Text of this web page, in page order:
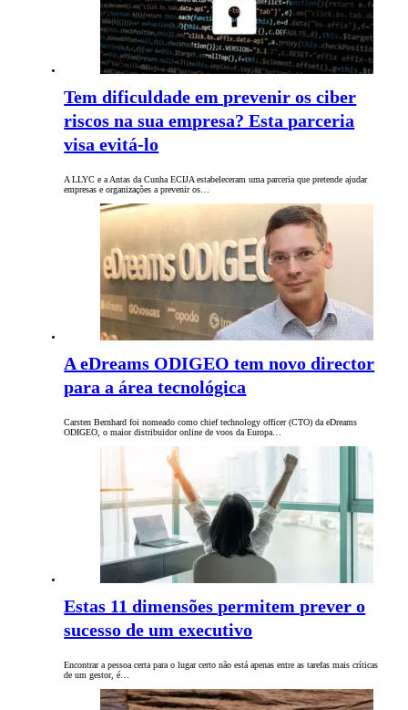
Tem dificuldade em prevenir os ciber
riscos na sua empresa? Esta parceria
visa evitá-lo
A LLYC e a Antas da Cunha ECIJA estabeleceram uma parceria que pretende ajudar
empresas e organizações a prevenir os…
A eDreams ODIGEO tem novo director
para a área tecnológica
Carsten Bernhard foi nomeado como chief technology officer (CTO) da eDreams
ODIGEO, o maior distribuidor online de voos da Europa…
Estas 11 dimensões permitem prever o
sucesso de um executivo
Encontrar a pessoa certa para o lugar certo não está apenas entre as tarefas mais críticas
de um gestor, é…